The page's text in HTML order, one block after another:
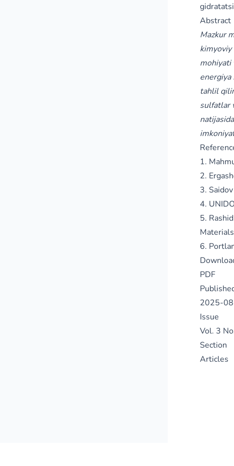
Abstract
Mazkur
mohiyati
energiya
tahlil
sulfatlar
1.
2.
3.
4.
5.
6.
PDF
2025-
Issue
Vol. 3
Section
Articles